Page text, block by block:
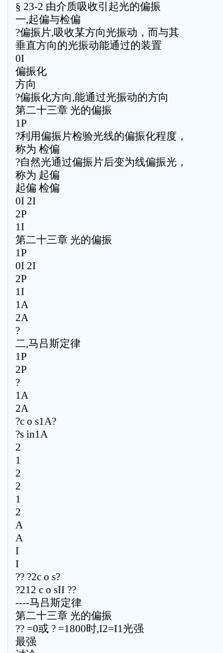
§ 23-2 由介质吸收引起光的偏振
一,起偏与检偏
?偏振片,吸收某方向光振动，而与其
垂直方向的光振动能通过的装置
0I
偏振化
方向
?偏振化方向,能通过光振动的方向
第二十三章 光的偏振
1P
?利用偏振片检验光线的偏振化程度，
称为 检偏
?自然光通过偏振片后变为线偏振光，
称为 起偏
起偏 检偏
0I 2I
2P
1I
第二十三章 光的偏振
1P
0I 2I
2P
1I
1A
2A
?
二,马吕斯定律
1P
2P
?
1A
2A
?c o s1A?
?s in1A
2
1
2
2
1
2
A
A
I
I
?? ?2c o s?
?212 c o sII ??
----马吕斯定律
第二十三章 光的偏振
?? =0或 ? =1800时,I2=I1光强
最强